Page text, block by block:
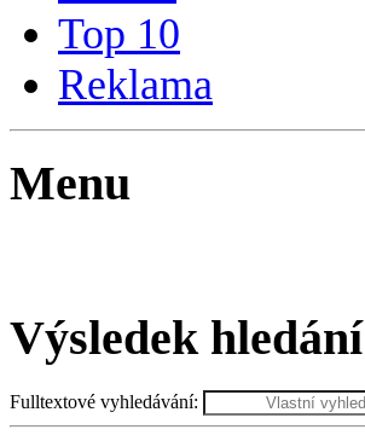
Top 10
Reklama
Menu
Výsledek hledání
Fulltextové vyhledávání: